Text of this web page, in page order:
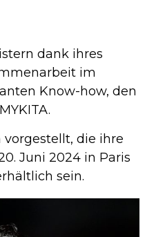
dank ihres
im
Know-how, den
vorgestellt, die ihre
Juni 2024 in Paris
sein.